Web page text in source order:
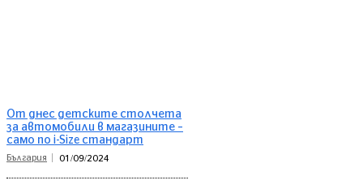
От днес детските столчета
за автомобили в магазините –
само по i-Size стандарт
България 01/09/2024